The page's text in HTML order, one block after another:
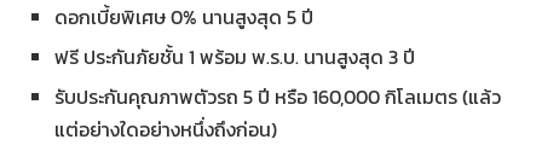
ดอกเบี้ยพิเศษ 0% นานสูงสุด 5 ปี
ฟรี ประกันภัยชั้น 1 พร้อม พ.ร.บ. นานสูงสุด 3 ปี
รับประกันคุณภาพตัวรถ 5 ปี หรือ 160,000 กิโลเมตร (แล้ว
แต่อย่างใดอย่างหนึ่งถึงก่อน)